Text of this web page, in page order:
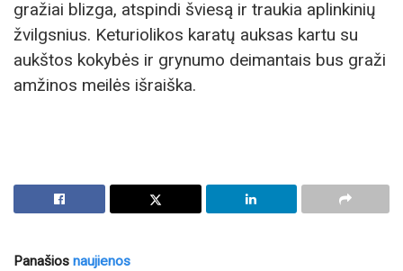
gražiai blizga, atspindi šviesą ir traukia aplinkinių
žvilgsnius. Keturiolikos karatų auksas kartu su
aukštos kokybės ir grynumo deimantais bus graži
amžinos meilės išraiška.
Panašios naujienos